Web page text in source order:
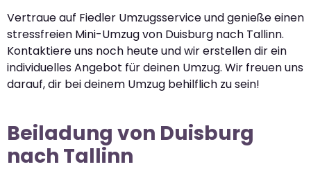
Vertraue auf Fiedler Umzugsservice und genieße einen
stressfreien Mini-Umzug von Duisburg nach Tallinn.
Kontaktiere uns noch heute und wir erstellen dir ein
individuelles Angebot für deinen Umzug. Wir freuen uns
darauf, dir bei deinem Umzug behilflich zu sein!
Beiladung von Duisburg
nach Tallinn